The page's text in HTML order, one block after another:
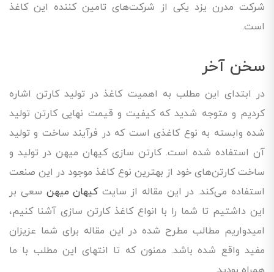
شرکت مدرن یزد یکی از شرکت‌های تامین کننده این کاغذ
است.
سخن آخر
در ابتدای این مطلب به اهمیت کاغذ در تولید کارتن اشاره
کردیم و متوجه شدید که کیفیت و قیمت نهایی کارتن تولید
شده وابسته به نوع کاغذی است که در فرآیند ساخت و تولید
آن استفاده شده است. کارتن سازی کیهان میهن در تولید و
ساخت کارتن‌های خود از بهترین نوع کاغذ موجود در این صنعت
استفاده می‌کند. در این مقاله از سایتکیهان میهن سعی بر
این داشتیم تا شما را با انواع کاغذ کارتن سازی آشنا کنیم،
امیدواریم مطالب مطرح شده در این مقاله برای شما عزیزان
مفید واقع شده باشد. ممنون که تا انتهای این مطلب با ما